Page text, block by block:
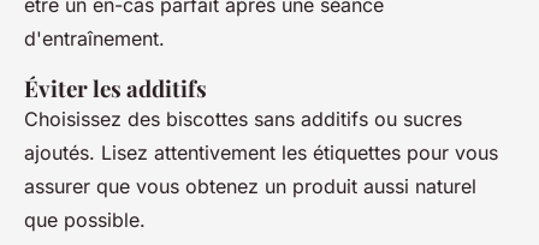
d'entraînement.
Éviter les additifs
Choisissez des biscottes sans additifs ou sucres
ajoutés. Lisez attentivement les étiquettes pour vous
assurer que vous obtenez un produit aussi naturel
que possible.